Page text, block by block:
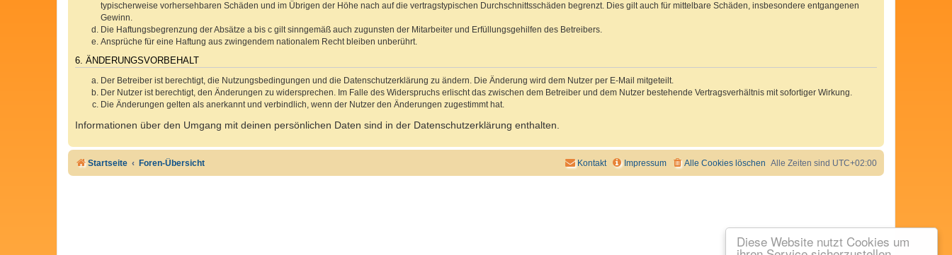
Diese Website nutzt Cookies um
typischerweise vorhersehbaren Schäden und im Übrigen der Höhe nach auf die vertragstypischen Durchschnittsschäden begrenzt. Dies gilt auch für mittelbare Schäden, insbesondere entgangenen
Gewinn.
Die Haftungsbegrenzung der Absätze a bis c gilt sinngemäß auch zugunsten der Mitarbeiter und Erfüllungsgehilfen des Betreibers.
Ansprüche für eine Haftung aus zwingendem nationalem Recht bleiben unberührt.
6. ÄNDERUNGSVORBEHALT
Der Betreiber ist berechtigt, die Nutzungsbedingungen und die Datenschutzerklärung zu ändern. Die Änderung wird dem Nutzer per E-Mail mitgeteilt.
Der Nutzer ist berechtigt, den Änderungen zu widersprechen. Im Falle des Widerspruchs erlischt das zwischen dem Betreiber und dem Nutzer bestehende Vertragsverhältnis mit sofortiger Wirkung.
Die Änderungen gelten als anerkannt und verbindlich, wenn der Nutzer den Änderungen zugestimmt hat.
Informationen über den Umgang mit deinen persönlichen Daten sind in der Datenschutzerklärung enthalten.
Startseite Foren-Übersicht Alle Zeiten sind UTC+02:00
Alle Cookies löschen
Impressum
Kontakt